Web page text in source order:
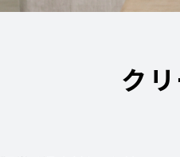
ク